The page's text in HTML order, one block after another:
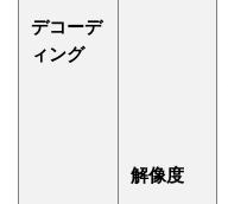
デコーデ
ィング
解像度